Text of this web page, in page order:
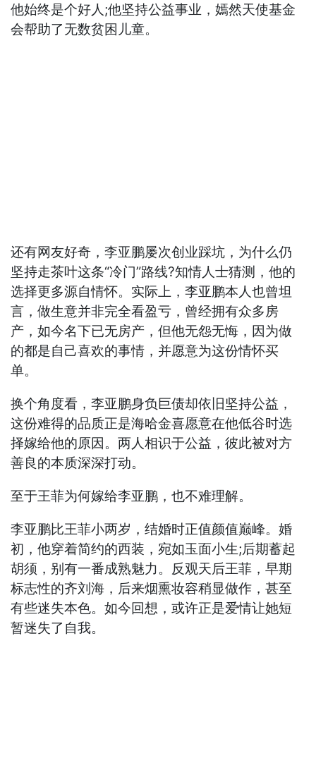
他始终是个好人;他坚持公益事业，嫣然天使基金
会帮助了无数贫困儿童。
还有网友好奇，李亚鹏屡次创业踩坑，为什么仍
坚持走茶叶这条“冷门”路线?知情人士猜测，他的
选择更多源自情怀。实际上，李亚鹏本人也曾坦
言，做生意并非完全看盈亏，曾经拥有众多房
产，如今名下已无房产，但他无怨无悔，因为做
的都是自己喜欢的事情，并愿意为这份情怀买
单。
换个角度看，李亚鹏身负巨债却依旧坚持公益，
这份难得的品质正是海哈金喜愿意在他低谷时选
择嫁给他的原因。两人相识于公益，彼此被对方
善良的本质深深打动。
至于王菲为何嫁给李亚鹏，也不难理解。
李亚鹏比王菲小两岁，结婚时正值颜值巅峰。婚
初，他穿着简约的西装，宛如玉面小生;后期蓄起
胡须，别有一番成熟魅力。反观天后王菲，早期
标志性的齐刘海，后来烟熏妆容稍显做作，甚至
有些迷失本色。如今回想，或许正是爱情让她短
暂迷失了自我。